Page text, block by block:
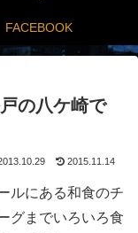
FACEBOOK
の八ケ崎で
2015.11.14
ルにある和食のチ
グまでいろいろ食